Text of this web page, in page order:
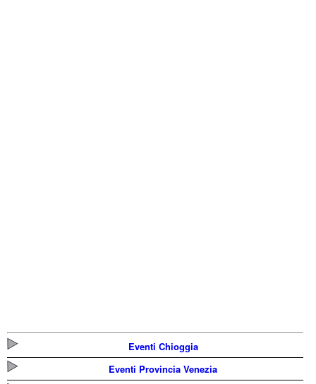
Eventi Chioggia
Eventi Provincia Venezia